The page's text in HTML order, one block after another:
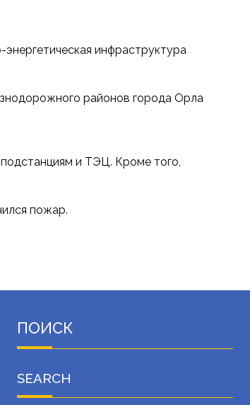
инфраструктура
районов города Орла
и ТЭЦ. Кроме того,
пожар.
ПОИСК
SEARCH